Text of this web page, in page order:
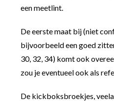
een meetlint.
De eerste maat bij (niet
bijvoorbeeld een goed
30, 32, 34) komt ook
zou je eventueel ook als
De kickboksbroekjes,